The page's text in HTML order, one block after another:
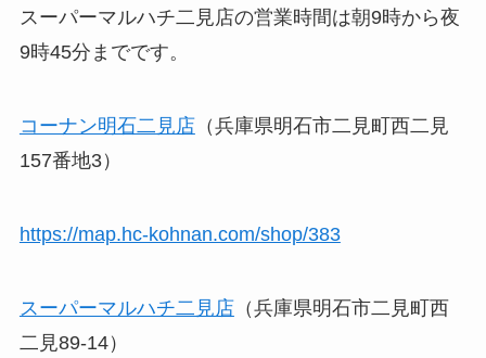
スーパーマルハチ二見店の営業時間は朝9時から夜
9時45分までです。
コーナン明石二見店（兵庫県明石市二見町西二見
157番地3）
https://map.hc-kohnan.com/shop/383
スーパーマルハチ二見店（兵庫県明石市二見町西
二見89-14）